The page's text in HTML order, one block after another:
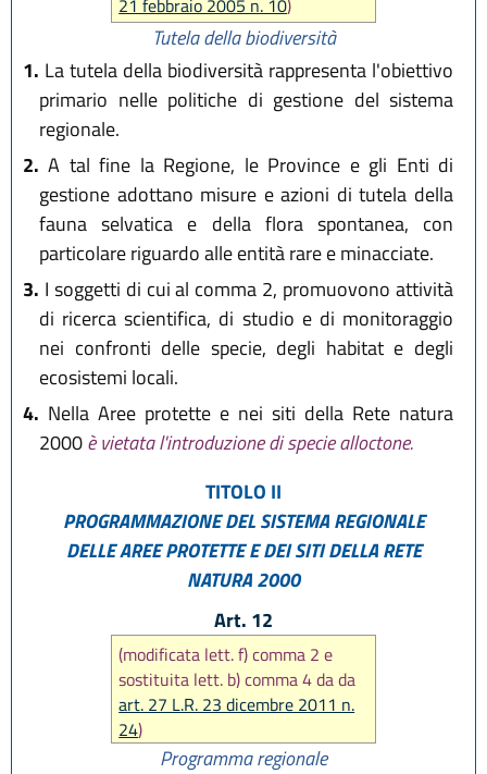
21 febbraio 2005 n. 10)
Tutela della biodiversità
1. La tutela della biodiversità rappresenta l'obiettivo
primario nelle politiche di gestione del sistema
regionale.
2. A tal fine la Regione, le Province e gli Enti di
gestione adottano misure e azioni di tutela della
fauna selvatica e della flora spontanea, con
particolare riguardo alle entità rare e minacciate.
3. I soggetti di cui al comma 2, promuovono attività
di ricerca scientifica, di studio e di monitoraggio
nei confronti delle specie, degli habitat e degli
ecosistemi locali.
4. Nella Aree protette e nei siti della Rete natura
2000è vietata l'introduzione di specie alloctone.
TITOLO II
PROGRAMMAZIONE DEL SISTEMA REGIONALE
DELLE AREE PROTETTE E DEI SITI DELLA RETE
NATURA 2000
Art. 12
(modificata lett. f) comma 2 e
sostituita lett. b) comma 4 da da
art. 27 L.R. 23 dicembre 2011 n.
24)
Programma regionale